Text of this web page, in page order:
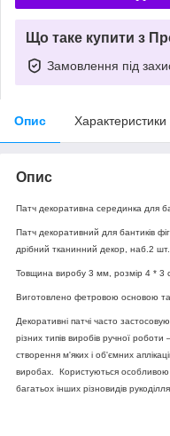
Що таке купити з
Замовлення під
Опис Характеристики
Опис
Патч декоративна серединка для
Патч декоративний для бантиків
дрібний тканинний декор, наб.2 шт.
Товщина виробу 3 мм, розмір 4 * 3
Виготовлено фетровою основою та
Декоративні патчі часто
різних типів виробів ручної
створення м'яких і об'ємних
виробах. Користуються особливою
багатьох інших різновидів рукоділля.